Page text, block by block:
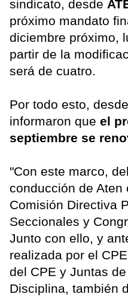
sindicato, desde
próximo mandato
diciembre próximo,
partir de la
será de cuatro.
Por todo esto,
informaron que el
septiembre se
"Con este marco,
conducción de Aten
Comisión Directiva
Seccionales y
Junto con ello, y
realizada por el
del CPE y Juntas
Disciplina, también